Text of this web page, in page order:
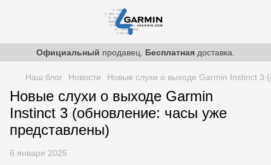
Официальный продавец. Бесплатная доставка.
Наш блог Новости Новые слухи о выходе Garmin Instinct 3
Новые слухи о выходе Garmin
Instinct 3 (обновление: часы уже
представлены)
6 января 2025